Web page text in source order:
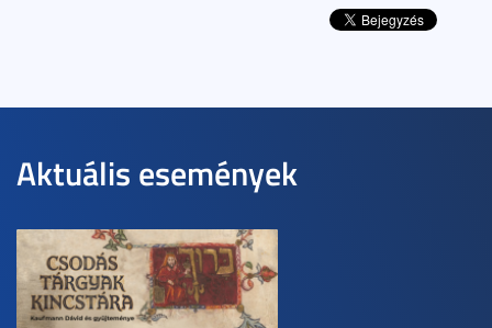
Aktuális események